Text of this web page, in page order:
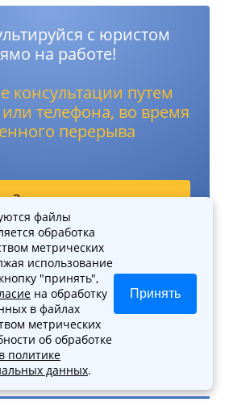
с юристом
на работе!
консультации путем
телефона, во время
перерыва
Записаться
118-31-62
ЗАКЛЮЧЕНИИ
файлы
обработка
метрических
использование
"принять",
на обработку
в файлах
метрических
об обработке
в политике
данных.
Принять